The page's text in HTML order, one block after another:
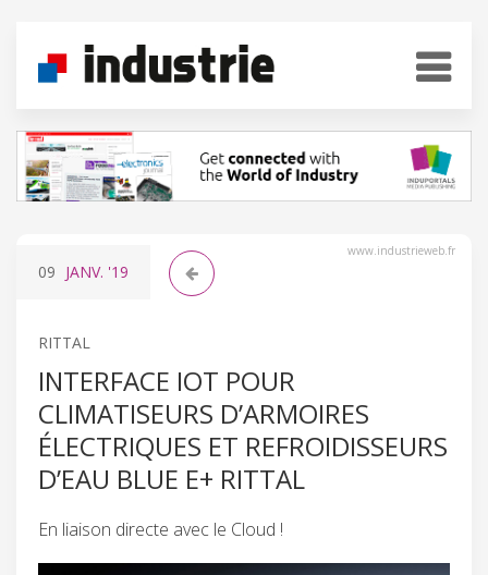
www.industrieweb.fr
09 JANV. '19
RITTAL
INTERFACE IOT POUR
CLIMATISEURS D’ARMOIRES
ÉLECTRIQUES ET REFROIDISSEURS
D’EAU BLUE E+ RITTAL
En liaison directe avec le Cloud !